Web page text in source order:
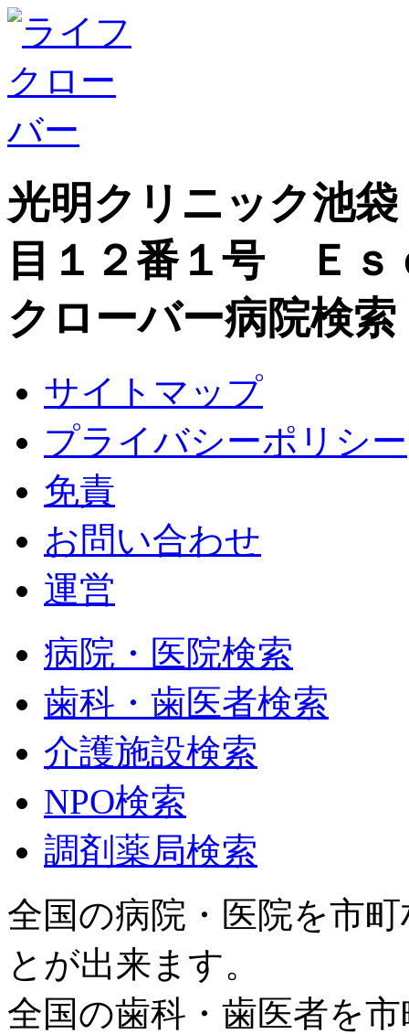
光明クリニック池
目１２番１号 Ｅｓ
クローバー病院検
サイトマップ
プライバシーポリシー
免責
お問い合わせ
運営
病院・医院検索
歯科・歯医者検索
介護施設検索
NPO検索
調剤薬局検索
全国の病院・医院を市
とが出来ます。
全国の歯科・歯医者を